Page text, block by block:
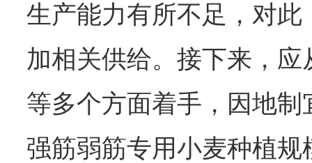
生产能力有所不足，对
加相关供给。接下来，
等多个方面着手，因地
强筋弱筋专用小麦种植